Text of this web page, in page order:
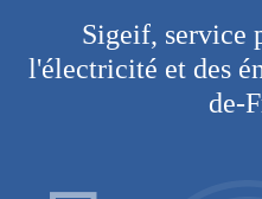
Sigeif, service
l'électricité et des
de-